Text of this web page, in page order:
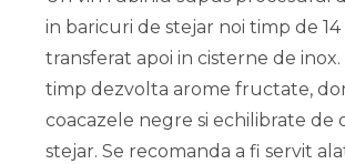
in baricuri de stejar noi timp de
transferat apoi in cisterne de
timp dezvolta arome fructate,
coacazele negre si echilibrate de
stejar. Se recomanda a fi servit